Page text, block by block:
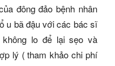
đông đảo bệnh nhân
u bã đậu với các bác sĩ
không lo để lại sẹo và
lý ( tham khảo chi phí